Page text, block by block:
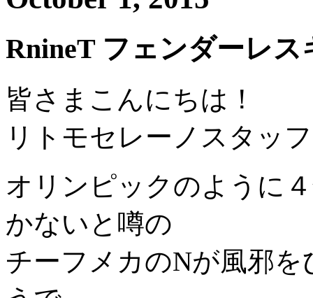
RnineT フェンダーレ
皆さまこんにちは！
リトモセレーノスタッ
オリンピックのように
かないと噂の
チーフメカのNが風邪